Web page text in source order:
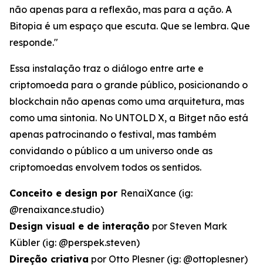
não apenas para a reflexão, mas para a ação. A
Bitopia é um espaço que escuta. Que se lembra. Que
responde."
Essa instalação traz o diálogo entre arte e
criptomoeda para o grande público, posicionando o
blockchain não apenas como uma arquitetura, mas
como uma sintonia. No UNTOLD X, a Bitget não está
apenas patrocinando o festival, mas também
convidando o público a um universo onde as
criptomoedas envolvem todos os sentidos.
Conceito e design por RenaiXance (ig:
@renaixance.studio)
Design visual e de interação por Steven Mark
Kübler (ig: @perspek.steven)
Direção criativa por Otto Plesner (ig: @ottoplesner)